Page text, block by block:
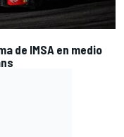
de IMSA en medio